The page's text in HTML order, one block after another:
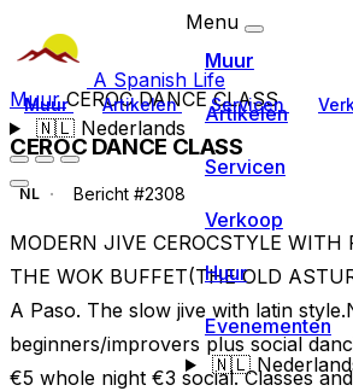
A Spanish Life
Muur Artikelen Servicen
🇳🇱Nederlands
Menu
Muur
Artikelen
Servicen
Verkoop
Huur
Evenementen
🇳🇱
MuurCEROC DANCE CLASS
CEROC DANCE CLASS
NL Bericht #2308
MODERN JIVE CEROCSTYLE
THE WOK BUFFET(THE OLD
A Paso. The slow jive with latin
beginners/improvers plus social
€5 whole night €3 social. Classes